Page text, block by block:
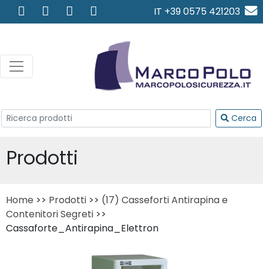
IT +39 0575 421203
Cerca
Prodotti
Home >> Prodotti >> (17) Casseforti Antirapina e
Contenitori Segreti >>
Cassaforte_Antirapina_Elettron